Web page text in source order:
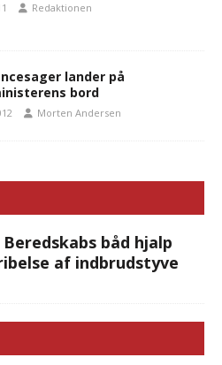
Redaktionen
lander på
bord
Morten Andersen
båd hjalp
af indbrudstyve